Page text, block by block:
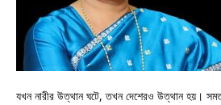
যখন নারীর উত্থান ঘটে, তখন দেশেরও উত্থান হয়।